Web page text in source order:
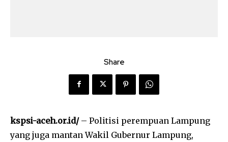
Share
kspsi-aceh.or.id/– Politisi perempuan Lampung
yang juga mantan Wakil Gubernur Lampung,